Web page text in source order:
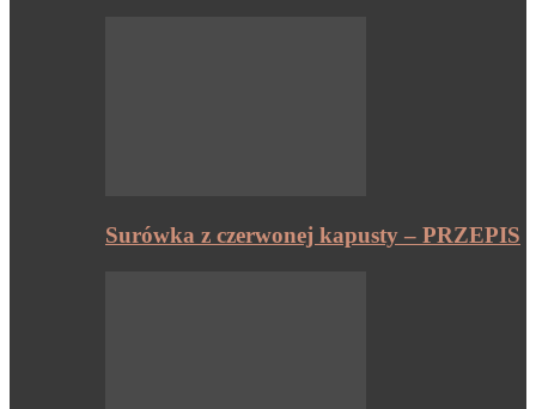
Surówka z czerwonej kapusty – PRZEPIS